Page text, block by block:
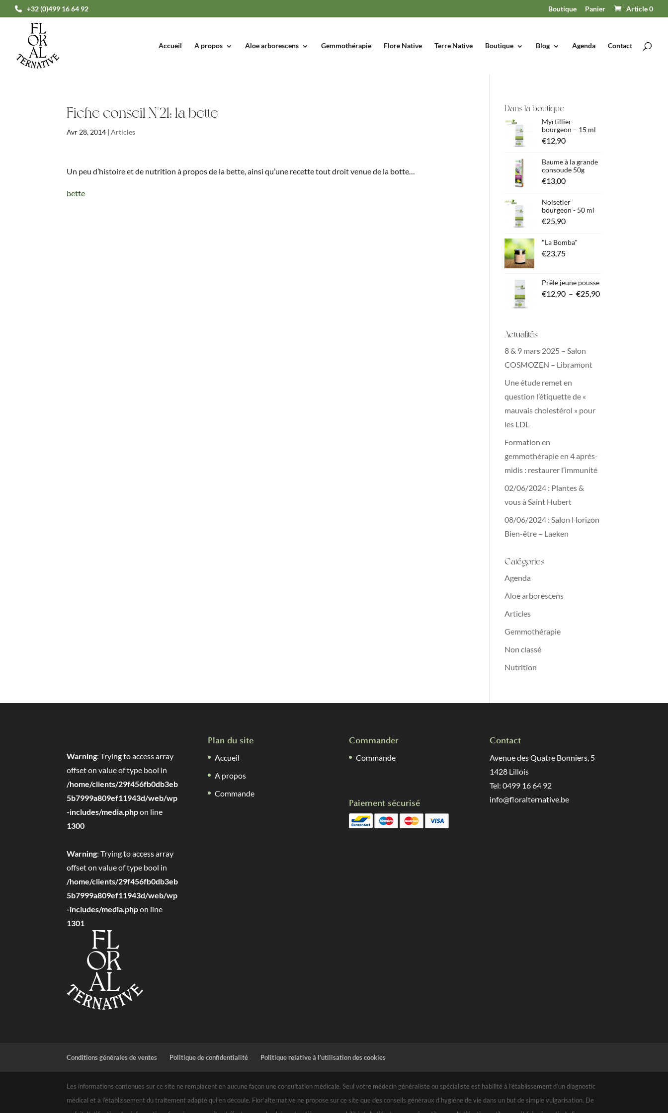
+32 (0)499 16 64 92 Boutique Panier Article 0
Accueil A propos Aloe arborescens Gemmothérapie Flore Native Terre Native Boutique Blog Agenda Contact
Fiche conseil N°21: la bette
Avr 28, 2014 |Articles
Un peu d’histoire et de nutrition à propos de la bette, ainsi qu’une recette tout droit venue de la botte…
bette
Dans la boutique
Myrtillier
bourgeon – 15 ml
€12,90
Baume à la grande
consoude 50g
€13,00
Noisetier
bourgeon - 50 ml
€25,90
"La Bomba"
€23,75
Prêle jeune pousse
€12,90 – €25,90Plage
Actualités
8 & 9 mars 2025 – Salon
COSMOZEN – Libramont
Une étude remet en
question l’étiquette de «
mauvais cholestérol » pour
les LDL
Formation en
gemmothérapie en 4 après-
midis : restaurer l’immunité
02/06/2024 : Plantes &
vous à Saint Hubert
08/06/2024 : Salon Horizon
Bien-être – Laeken
Catégories
Agenda
Aloe arborescens
Articles
Gemmothérapie
Non classé
Nutrition
Warning: Trying to access array
offset on value of type bool in
/home/clients/29f456fb0db3eb
5b7999a809ef11943d/web/wp
-includes/media.phpon line
1300
Warning: Trying to access array
offset on value of type bool in
/home/clients/29f456fb0db3eb
5b7999a809ef11943d/web/wp
-includes/media.phpon line
1301
Plan du site
Accueil
A propos
Commande
Commander
Commande
Paiement sécurisé
Contact
Avenue des Quatre Bonniers, 5
1428 Lillois
Tel: 0499 16 64 92
info@floralternative.be
Conditions générales de ventes Politique de confidentialité Politique relative à l’utilisation des cookies
Les informations contenues sur ce site ne remplacent en aucune façon une consultation médicale. Seul votre médecin généraliste ou spécialiste est habilité à l’établissement d’un diagnostic
médical et à l’établissement du traitement adapté qui en découle. Flor’alternative ne propose sur ce site que des conseils généraux d’hygiène de vie dans un but de simple vulgarisation. De